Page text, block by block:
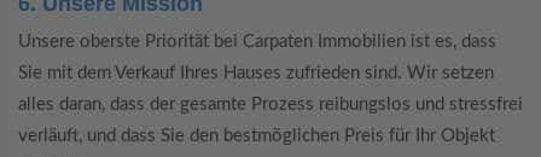
Unsere oberste Priorität bei Carpaten Immobilien ist es, dass
Sie mit dem Verkauf Ihres Hauses zufrieden sind. Wir setzen
alles daran, dass der gesamte Prozess reibungslos und stressfrei
verläuft, und dass Sie den bestmöglichen Preis für Ihr Objekt